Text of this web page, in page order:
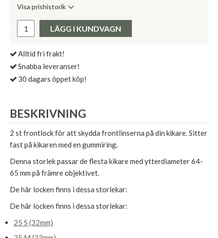
Visa prishistorik
Pris:
LÄGG I KUNDVAGN
Alltid fri frakt!
Snabba leveranser!
30 dagars öppet köp!
BESKRIVNING
2 st frontlock för att skydda frontlinserna på din kikare. Sitter
fast på kikaren med en gummiring.
Denna storlek passar de flesta kikare med ytterdiameter 64-
65 mm på främre objektivet.
De här locken finns i dessa storlekar:
De här locken finns i dessa storlekar:
25 S (32mm)